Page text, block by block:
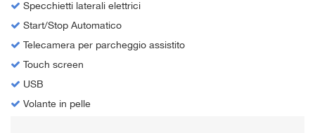
Specchietti laterali elettrici
Start/Stop Automatico
Telecamera per parcheggio assistito
Touch screen
USB
Volante in pelle